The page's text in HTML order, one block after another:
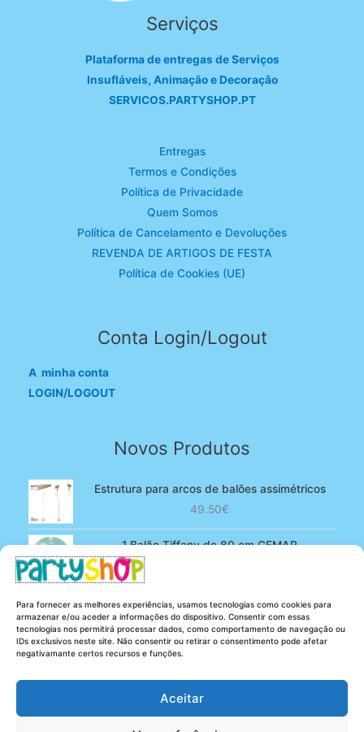
Para fornecer as melhores experiências, usamos tecnologias como cookies para
armazenar e/ou aceder a informações do dispositivo. Consentir com essas
tecnologias nos permitirá processar dados, como comportamento de navegação ou
IDs exclusivos neste site. Não consentir ou retirar o consentimento pode afetar
negativamante certos recursos e funções.
Aceitar
Serviços
Plataforma de entregas de Serviços
Insufláveis, Animação e Decoração
SERVICOS.PARTYSHOP.PT
Entregas
Termos e Condições
Política de Privacidade
Quem Somos
Política de Cancelamento e Devoluções
REVENDA DE ARTIGOS DE FESTA
Política de Cookies (UE)
Conta Login/Logout
A minha conta
LOGIN/LOGOUT
Novos Produtos
Estrutura para arcos de balões assimétricos
49.50€
1 Balão Tiffany de 80 cm GEMAR
era:
4.90€.
é:
3.80€.
100 Balões Rosa bebé de 13 cm GEMAR -
Powder pink
5.25€ O
era:
4.20€O
é: